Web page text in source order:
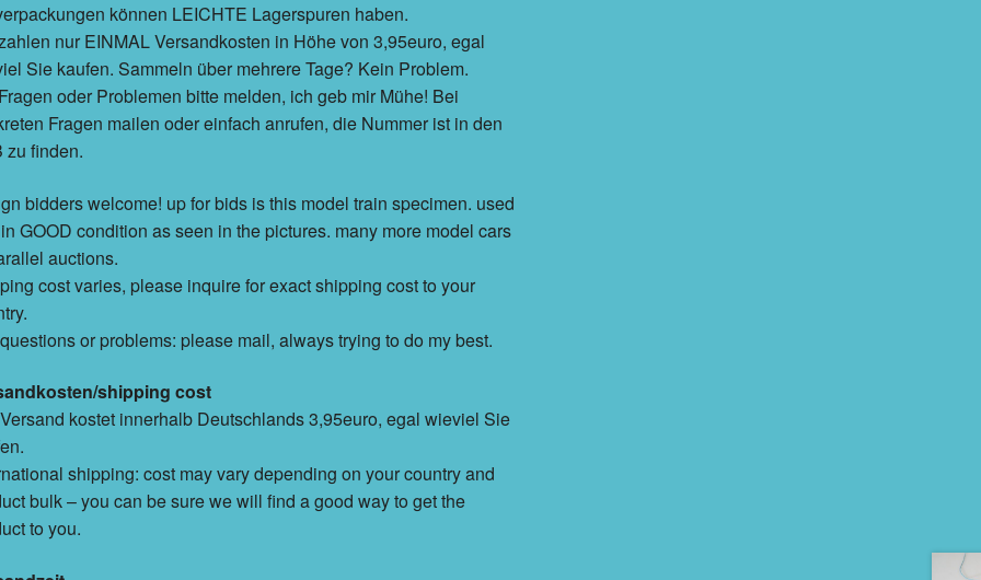
können LEICHTE Lagerspuren haben.
nur EINMAL Versandkosten in Höhe von 3,95euro, egal
Sie kaufen. Sammeln über mehrere Tage? Kein Problem.
oder Problemen bitte melden, ich geb mir Mühe! Bei
Fragen mailen oder einfach anrufen, die Nummer ist in den
zu finden.
bidders welcome! up for bids is this model train specimen. used
GOOD condition as seen in the pictures. many more model cars
auctions.
cost varies, please inquire for exact shipping cost to your
or problems: please mail, always trying to do my best.
shipping cost
kostet innerhalb Deutschlands 3,95euro, egal wieviel Sie
shipping: cost may vary depending on your country and
bulk – you can be sure we will find a good way to get the
to you.